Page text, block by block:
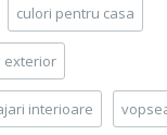
culori pentru casa
exterior
interioare